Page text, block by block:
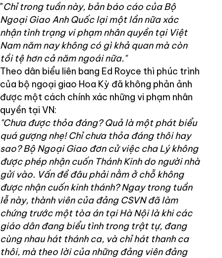
"Chỉ trong tuần này, bản báo cáo của Bộ
Ngoại Giao Anh Quốc lại một lần nữa xác
nhận tình trạng vi phạm nhân quyền tại Việt
Nam năm nay không có gì khả quan mà còn
tồi tệ hơn cả năm ngoái nữa."
Theo dân biểu liên bang Ed Royce thì phúc trình
của bộ ngoại giao Hoa Kỳ đã không phản ảnh
được một cách chính xác những vi phạm nhân
quyền tại VN:
"Chưa được thỏa đáng? Quả là một phát biểu
quá gượng nhẹ! Chỉ chưa thỏa đáng thôi hay
sao? Bộ Ngoại Giao đơn cử việc cha Lý không
được phép nhận cuốn Thánh Kinh do người nhà
gửi vào. Vấn đề đâu phải nằm ở chỗ không
được nhận cuốn kinh thánh? Ngay trong tuần
lễ này, thành viên của đảng CSVN đã làm
chứng trước một tòa án tại Hà Nội là khi các
giáo dân đang biểu tình trong trật tự, đang
cùng nhau hát thánh ca, và chỉ hát thanh ca
thôi, mà theo lời của những đảng viên đảng